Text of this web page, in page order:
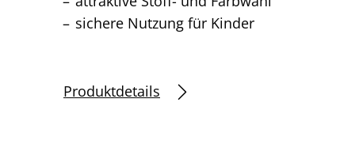
sichere Nutzung für Kinder
Produktdetails